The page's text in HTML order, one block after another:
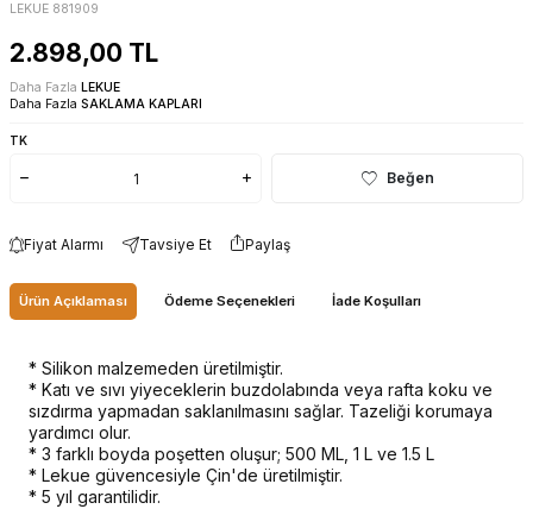
LEKUE 881909
2.898,00 TL
Daha Fazla LEKUE
Daha Fazla SAKLAMA KAPLARI
TK
Beğen
Fiyat Alarmı Tavsiye Et Paylaş
Ürün Açıklaması Ödeme Seçenekleri İade Koşulları
* Silikon malzemeden üretilmiştir.
* Katı ve sıvı yiyeceklerin buzdolabında veya rafta koku ve
sızdırma yapmadan saklanılmasını sağlar. Tazeliği korumaya
yardımcı olur.
* 3 farklı boyda poşetten oluşur; 500 ML, 1 L ve 1.5 L
* Lekue güvencesiyle Çin'de üretilmiştir.
* 5 yıl garantilidir.